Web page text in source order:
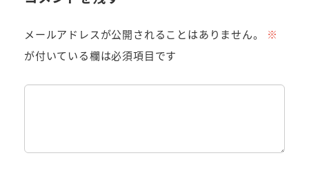
メールアドレスが公開されることはありません。
※
が付いている欄は必須項目です